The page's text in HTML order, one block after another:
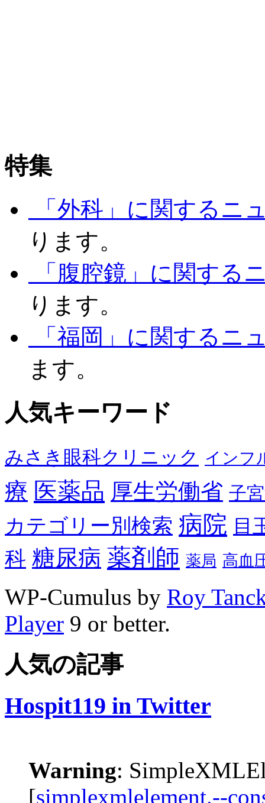
特集
「外科」に関するニ
ります。
「腹腔鏡」に関する
ります。
「福岡」に関するニ
ます。
人気キーワード
みさき眼科クリニック インフ
療 医薬品 厚生労働省 子
カテゴリー別検索 病院 目
科 糖尿病 薬剤師 薬局 高血
WP-Cumulus by Roy
Player 9 or better.
人気の記事
Hospit119 in Twitter
Warning:
[simplexmlelement.--